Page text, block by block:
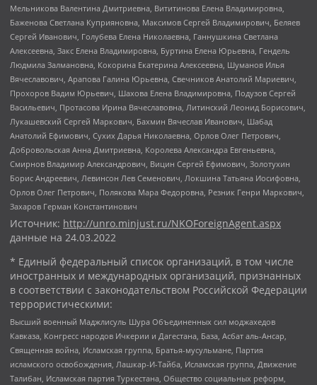
Мельникова Валентина Дмитриевна, Вититинова Елена Владимировна,
Баженова Светлана Куприяновна, Максимов Сергей Владимирович, Беляев
Сергей Иванович, Голубева Елена Николаевна, Ганнушкина Светлана
Алексеевна, Закс Елена Владимировна, Буртина Елена Юрьевна, Гендель
Людмила Залмановна, Кокорина Екатерина Алексеевна, Шуманов Илья
Вячеславович, Арапова Галина Юрьевна, Свечников Анатолий Мариевич,
Прохоров Вадим Юрьевич, Шахова Елена Владимировна, Подузов Сергей
Васильевич, Протасова Ирина Вячеславовна, Литинский Леонид Борисович,
Лукашевский Сергей Маркович, Бахмин Вячеслав Иванович, Шабад
Анатолий Ефимович, Сухих Дарья Николаевна, Орлов Олег Петрович,
Добровольская Анна Дмитриевна, Королева Александра Евгеньевна,
Смирнов Владимир Александрович, Вицин Сергей Ефимович, Золотухин
Борис Андреевич, Левинсон Лев Семенович, Локшина Татьяна Иосифовна,
Орлов Олег Петрович, Полякова Мара Федоровна, Резник Генри Маркович,
Захаров Герман Константинович
Источник: http://unro.minjust.ru/NKOForeignAgent.aspx
данные на 24.03.2022
* Единый федеральный список организаций, в том числе
иностранных и международных организаций, признанных
в соответствии с законодательством Российской Федерации
террористическими:
Высший военный Маджлисуль Шура Объединенных сил моджахедов
Кавказа, Конгресс народов Ичкерии и Дагестана, База, Асбат аль-Ансар,
Священная война, Исламская группа, Братья-мусульмане, Партия
исламского освобождения, Лашкар-И-Тайба, Исламская группа, Движение
Талибан, Исламская партия Туркестана, Общество социальных реформ,